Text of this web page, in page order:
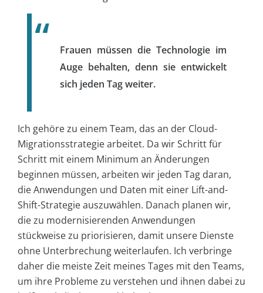
Frauen müssen die Technologie im
Auge behalten, denn sie entwickelt
sich jeden Tag weiter.
Ich gehöre zu einem Team, das an der Cloud-
Migrationsstrategie arbeitet. Da wir Schritt für
Schritt mit einem Minimum an Änderungen
beginnen müssen, arbeiten wir jeden Tag daran,
die Anwendungen und Daten mit einer Lift-and-
Shift-Strategie auszuwählen. Danach planen wir,
die zu modernisierenden Anwendungen
stückweise zu priorisieren, damit unsere Dienste
ohne Unterbrechung weiterlaufen. Ich verbringe
daher die meiste Zeit meines Tages mit den Teams,
um ihre Probleme zu verstehen und ihnen dabei zu